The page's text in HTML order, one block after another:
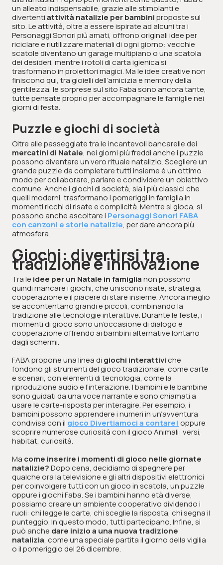
un alleato indispensabile, grazie alle stimolanti e
divertentiattività natalizie per bambiniproposte sul
sito. Le attività, oltre a essere ispirate ad alcuni tra i
Personaggi Sonori più amati, offrono originali idee per
riciclare e riutilizzare materiali di ogni giorno: vecchie
scatole diventano un garage multipiano o una scatola
dei desideri, mentre i rotoli di carta igienica si
trasformano in proiettori magici. Ma le idee creative non
finiscono qui, tra gioielli dell’amicizia e memory della
gentilezza, le sorprese sul sito Faba sono ancora tante,
tutte pensate proprio per accompagnare le famiglie nei
giorni di festa.
Puzzle e giochi di società
Oltre alle passeggiate tra le incantevoli bancarelle dei
mercatini di Natale, nei giorni più freddi anche i puzzle
possono diventare un vero rituale natalizio. Scegliere un
grande puzzle da completare tutti insieme è un ottimo
modo per collaborare, parlare e condividere un obiettivo
comune. Anche i giochi di società, sia i più classici che
quelli moderni, trasformano i pomeriggi in famiglia in
momenti ricchi di risate e complicità. Mentre si gioca, si
possono anche ascoltare i Personaggi Sonori FABA
con canzoni e storie natalizie, per dare ancora più
atmosfera.
Giochi: divertirsi tra
tradizione e innovazione
Tra le idee per un Natale in famiglianon possono
quindi mancare i giochi, che uniscono risate, strategia,
cooperazione e il piacere di stare insieme. Ancora meglio
se accontentano grandi e piccoli, combinando la
tradizione alle tecnologie interattive. Durante le feste, i
momenti di gioco sono un’occasione di dialogo e
cooperazione offrendo ai bambini alternative lontano
dagli schermi.
FABA propone una linea di giochi interattiviche
fondono gli strumenti del gioco tradizionale, come carte
e scenari, con elementi di tecnologia, come la
riproduzione audio e l’interazione. I bambini e le bambine
sono guidati da una voce narrante e sono chiamati a
usare le carte-risposta per interagire. Per esempio, i
bambini possono apprendere i numeri in un’avventura
condivisa con il gioco Divertiamoci a contare! oppure
scoprire numerose curiosità con il gioco Animali: versi,
habitat, curiosità.
Ma come inserire i momenti di gioco nelle giornate
natalizie?Dopo cena, decidiamo di spegnere per
qualche ora la televisione e gli altri dispositivi elettronici
per coinvolgere tutti con un gioco in scatola, un puzzle
oppure i giochi Faba. Se i bambini hanno età diverse,
possiamo creare un ambiente cooperativo dividendo i
ruoli: chi legge le carte, chi sceglie la risposta, chi segna il
punteggio. In questo modo, tutti partecipano. Infine, si
può anche dare inizio a una nuova tradizione
natalizia, come una speciale partita il giorno della vigilia
o il pomeriggio del 26 dicembre.